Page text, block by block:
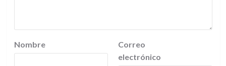
Nombre
Correo
electrónico